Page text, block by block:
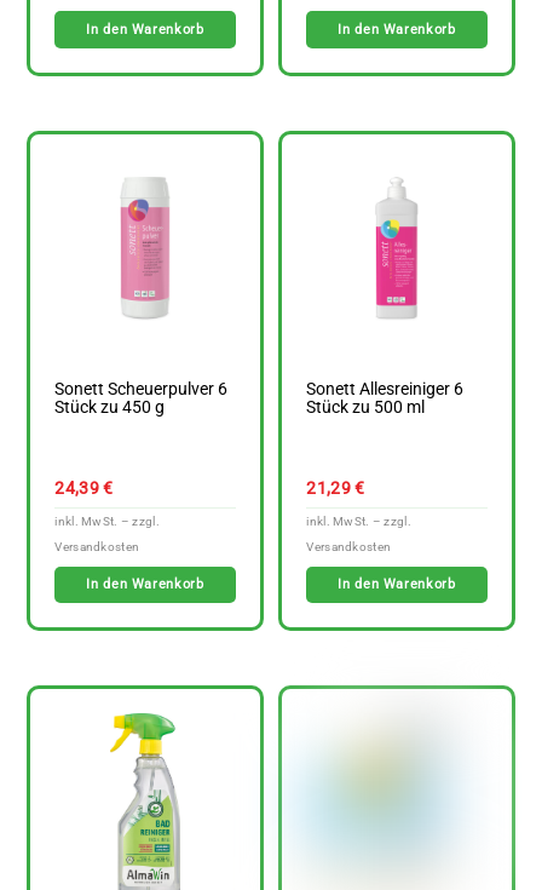
In den Warenkorb In den Warenkorb
Sonett Scheuerpulver 6
Stück zu 450 g
24,39€
In den Warenkorb
Sonett Allesreiniger 6
Stück zu 500 ml
21,29€
In den Warenkorb